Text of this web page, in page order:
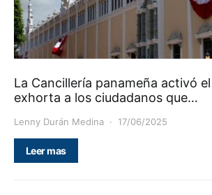
La Cancillería panameña activó
exhorta a los ciudadanos que…
Lenny Durán Medina 17/06/2025
Leer mas